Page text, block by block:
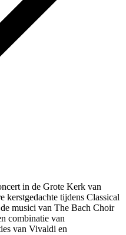
in de Grote Kerk van
kerstgedachte tijdens Classical
musici van The Bach Choir
combinatie van
van Vivaldi en